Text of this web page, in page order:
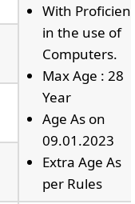
With
in the use of
Computers.
Max Age : 28
Year
Age As on
09.01.2023
Extra Age As
per Rules